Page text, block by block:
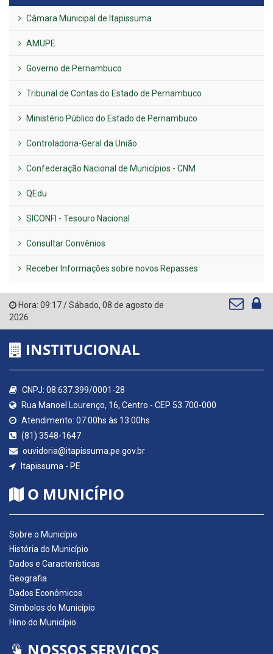
Câmara Municipal de Itapissuma
AMUPE
Governo de Pernambuco
Tribunal de Contas do Estado de Pernambuco
Ministério Público do Estado de Pernambuco
Controladoria-Geral da União
Confederação Nacional de Municípios - CNM
QEdu
SICONFI - Tesouro Nacional
Consultar Convênios
Receber Informações sobre novos Repasses
Hora: 09:17/Sábado, 08 de agosto de
2026
INSTITUCIONAL
CNPJ: 08.637.399/0001-28
Rua Manoel Lourenço, 16, Centro - CEP 53.700-000
Atendimento: 07:00hs às 13:00hs
(81) 3548-1647
ouvidoria@itapissuma.pe.gov.br
Itapissuma - PE
O MUNICÍPIO
Sobre o Município
História do Município
Dados e Características
Geografia
Dados Econômicos
Símbolos do Município
Hino do Município
NOSSOS SERVIÇOS